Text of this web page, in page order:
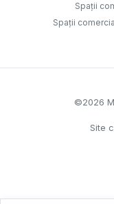
Spații
Spații
©2026
Site